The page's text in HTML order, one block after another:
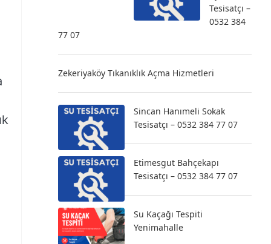
Tesisatçı –
0532 384
77 07
Zekeriyaköy Tıkanıklık Açma Hizmetleri
Sincan Hanımeli Sokak
Tesisatçı – 0532 384 77 07
Etimesgut Bahçekapı
Tesisatçı – 0532 384 77 07
Su Kaçağı Tespiti
Yenimahalle